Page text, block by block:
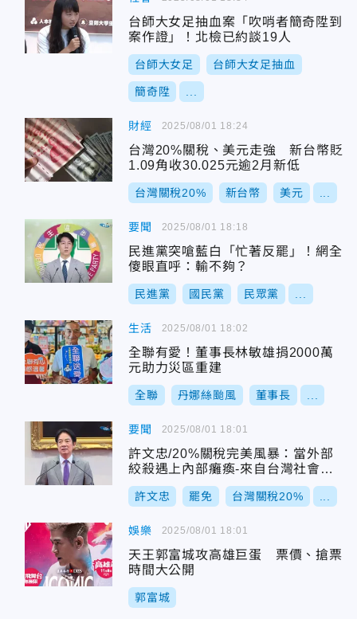
台師大女足抽血案「吹哨者簡奇陞到
案作證」！北檢已約談19人
台師大女足 台師大女足抽血
簡奇陞
財經
台灣20%關稅、美元走強 新台幣貶
1.09角收30.025元逾2月新低
台灣關稅20% 新台幣 美元
2025/08/01 18:24
要聞
民進黨突嗆藍白「忙著反罷」！網全
傻眼直呼：輸不夠？
民進黨 國民黨 民眾黨
2025/08/01 18:18
生活
全聯有愛！董事長林敏雄捐2000萬
元助力災區重建
全聯 丹娜絲颱風 董事長
2025/08/01 18:02
要聞
許文忠/20%關稅完美風暴：當外部
絞殺遇上內部癱瘓-來自台灣社會共
好論壇的呼籲
許文忠 罷免 台灣關稅20%
2025/08/01 18:01
娛樂
天王郭富城攻高雄巨蛋 票價、搶票
時間大公開
郭富城
2025/08/01 18:01